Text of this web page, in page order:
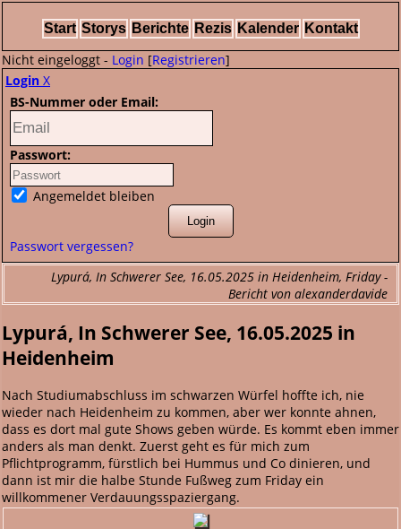
Start Storys Berichte Rezis Kalender Kontakt
Nicht eingeloggt - Login [Registrieren]
Login X
BS-Nummer oder Email:
Passwort:
Angemeldet bleiben
Passwort vergessen?
Lypurá, In Schwerer See, 16.05.2025 in Heidenheim, Friday -
Bericht von alexanderdavide
Lypurá, In Schwerer See, 16.05.2025 in
Heidenheim
Nach Studiumabschluss im schwarzen Würfel hoffte ich, nie
wieder nach Heidenheim zu kommen, aber wer konnte ahnen,
dass es dort mal gute Shows geben würde. Es kommt eben immer
anders als man denkt. Zuerst geht es für mich zum
Pflichtprogramm, fürstlich bei Hummus und Co dinieren, und
dann ist mir die halbe Stunde Fußweg zum Friday ein
willkommener Verdauungsspaziergang.